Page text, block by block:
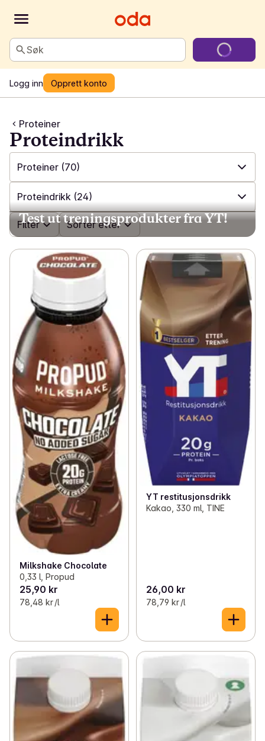
Søk
Logg inn Opprett konto
Proteiner
Proteindrikk
Proteiner (70)
✓ Alle (136)
✓ Proteiner(70)
Proteindrikk (24)
✓ Alle (70)
✓ Proteindrikk(24)
Proteinbarer (16)
Mellommåltid med proteiner (21)
✓ Protein-is (2)
✓ Proteinpulver (1)
Filter Sorter etter
Test ut treningsprodukter fra YT!
Milkshake Chocolate
0,33 l, Propud
25,90 kr
78,48 kr /l
YT restitusjonsdrikk
Kakao, 330 ml, TINE
26,00 kr
78,79 kr /l